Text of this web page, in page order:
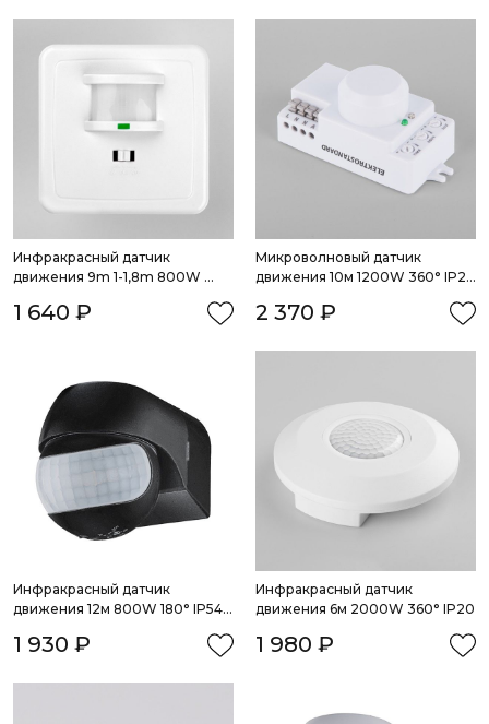
Инфракрасный датчик
движения 9m 1-1,8m 800W
1 640 ₽
Микроволновый датчик
движения 10м 1200W 360° IP20
2 370 ₽
Инфракрасный датчик
движения 12м 800W 180° IP54
1 930 ₽
Инфракрасный датчик
движения 6м 2000W 360° IP20
1 980 ₽